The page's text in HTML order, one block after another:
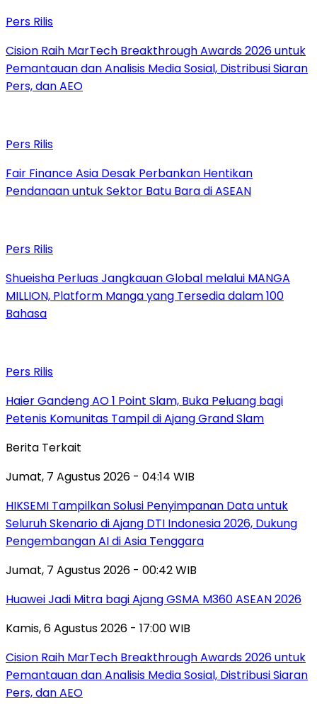
Pers Rilis
Cision Raih MarTech Breakthrough Awards 2026 untuk
Pemantauan dan Analisis Media Sosial, Distribusi Siaran
Pers, dan AEO
Pers Rilis
Fair Finance Asia Desak Perbankan Hentikan
Pendanaan untuk Sektor Batu Bara di ASEAN
Pers Rilis
Shueisha Perluas Jangkauan Global melalui MANGA
MILLION, Platform Manga yang Tersedia dalam 100
Bahasa
Pers Rilis
Haier Gandeng AO 1 Point Slam, Buka Peluang bagi
Petenis Komunitas Tampil di Ajang Grand Slam
Berita Terkait
Jumat, 7 Agustus 2026 - 04:14 WIB
HIKSEMI Tampilkan Solusi Penyimpanan Data untuk
Seluruh Skenario di Ajang DTI Indonesia 2026, Dukung
Pengembangan AI di Asia Tenggara
Jumat, 7 Agustus 2026 - 00:42 WIB
Huawei Jadi Mitra bagi Ajang GSMA M360 ASEAN 2026
Kamis, 6 Agustus 2026 - 17:00 WIB
Cision Raih MarTech Breakthrough Awards 2026 untuk
Pemantauan dan Analisis Media Sosial, Distribusi Siaran
Pers, dan AEO